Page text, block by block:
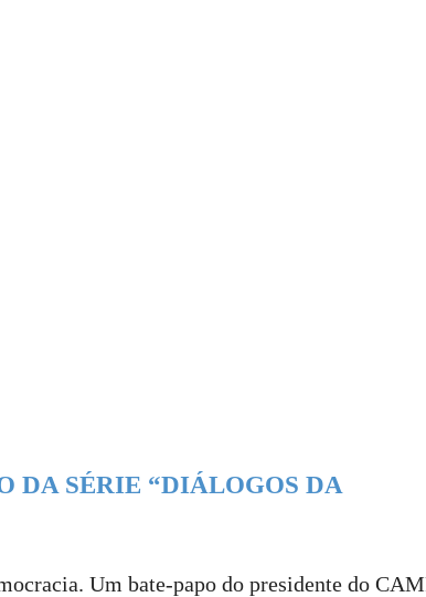
DA SÉRIE “DIÁLOGOS DA
Um bate-papo do presidente do